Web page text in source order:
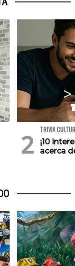
TRIVIA
¡10
acerca